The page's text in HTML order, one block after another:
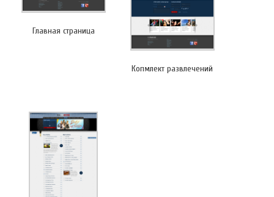
Главная страница
Копмлект развлечений